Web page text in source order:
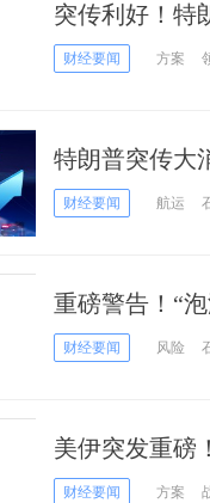
突传利好！特
他“又在说谎”
财经要闻 方案
特朗普突传大
便利美国石油
财经要闻 航运
重磅警告！“
国市场前景“危
财经要闻 风险
美伊突发重磅
参加伊朗会谈
财经要闻 方案